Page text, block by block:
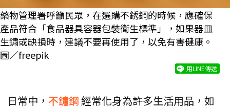
藥物管理署呼籲民眾，在選購不銹鋼的時候，應確保
產品符合「食品器具容器包裝衛生標準」，如果器皿
生鏽或缺損時，建議不要再使用了，以免有害健康。
圖／freepik
用LINE傳送
日常中， 不鏽鋼經常化身為許多生活用品，如